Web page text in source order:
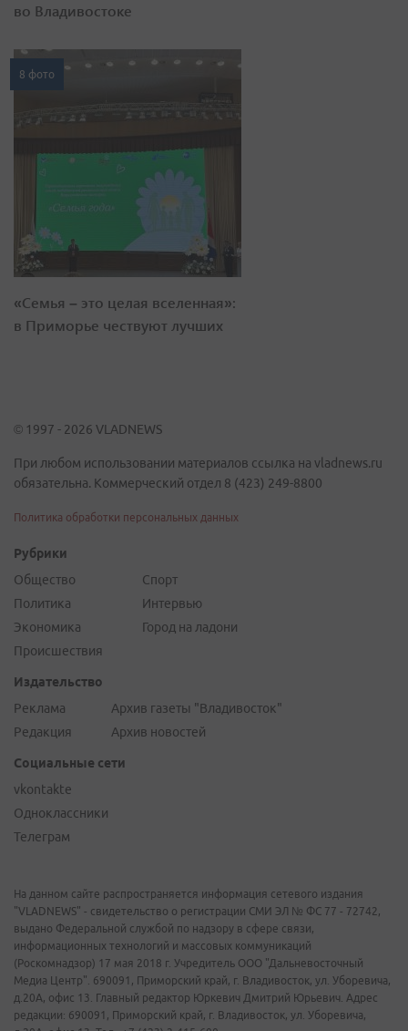
во Владивостоке
8 фото
«Семья – это целая вселенная»:
в Приморье чествуют лучших
© 1997 - 2026 VLADNEWS
При любом использовании материалов ссылка на vladnews.ru
обязательна. Коммерческий отдел 8 (423) 249-8800
Политика обработки персональных данных
Рубрики
Общество
Политика
Экономика
Происшествия
Спорт
Интервью
Город на ладони
Издательство
Реклама
Редакция
Архив газеты "Владивосток"
Архив новостей
Социальные сети
vkontakte
Одноклассники
Телеграм
На данном сайте распространяется информация сетевого издания
"VLADNEWS" - свидетельство о регистрации СМИ ЭЛ № ФС 77 - 72742,
выдано Федеральной службой по надзору в сфере связи,
информационных технологий и массовых коммуникаций
(Роскомнадзор) 17 мая 2018 г. Учредитель ООО "Дальневосточный
Медиа Центр". 690091, Приморский край, г. Владивосток, ул. Уборевича,
д.20А, офис 13. Главный редактор Юркевич Дмитрий Юрьевич. Адрес
редакции: 690091, Приморский край, г. Владивосток, ул. Уборевича,